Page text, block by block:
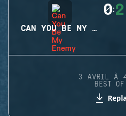
CAN YOU BE MY ENEMY
0:2
3 AVRIL À
BEST